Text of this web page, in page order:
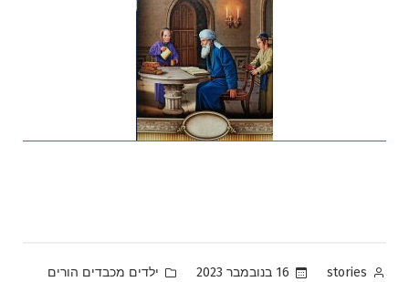
Posted
stories 16 בנובמבר 2023
Posted
ילדים מכבדים הורים